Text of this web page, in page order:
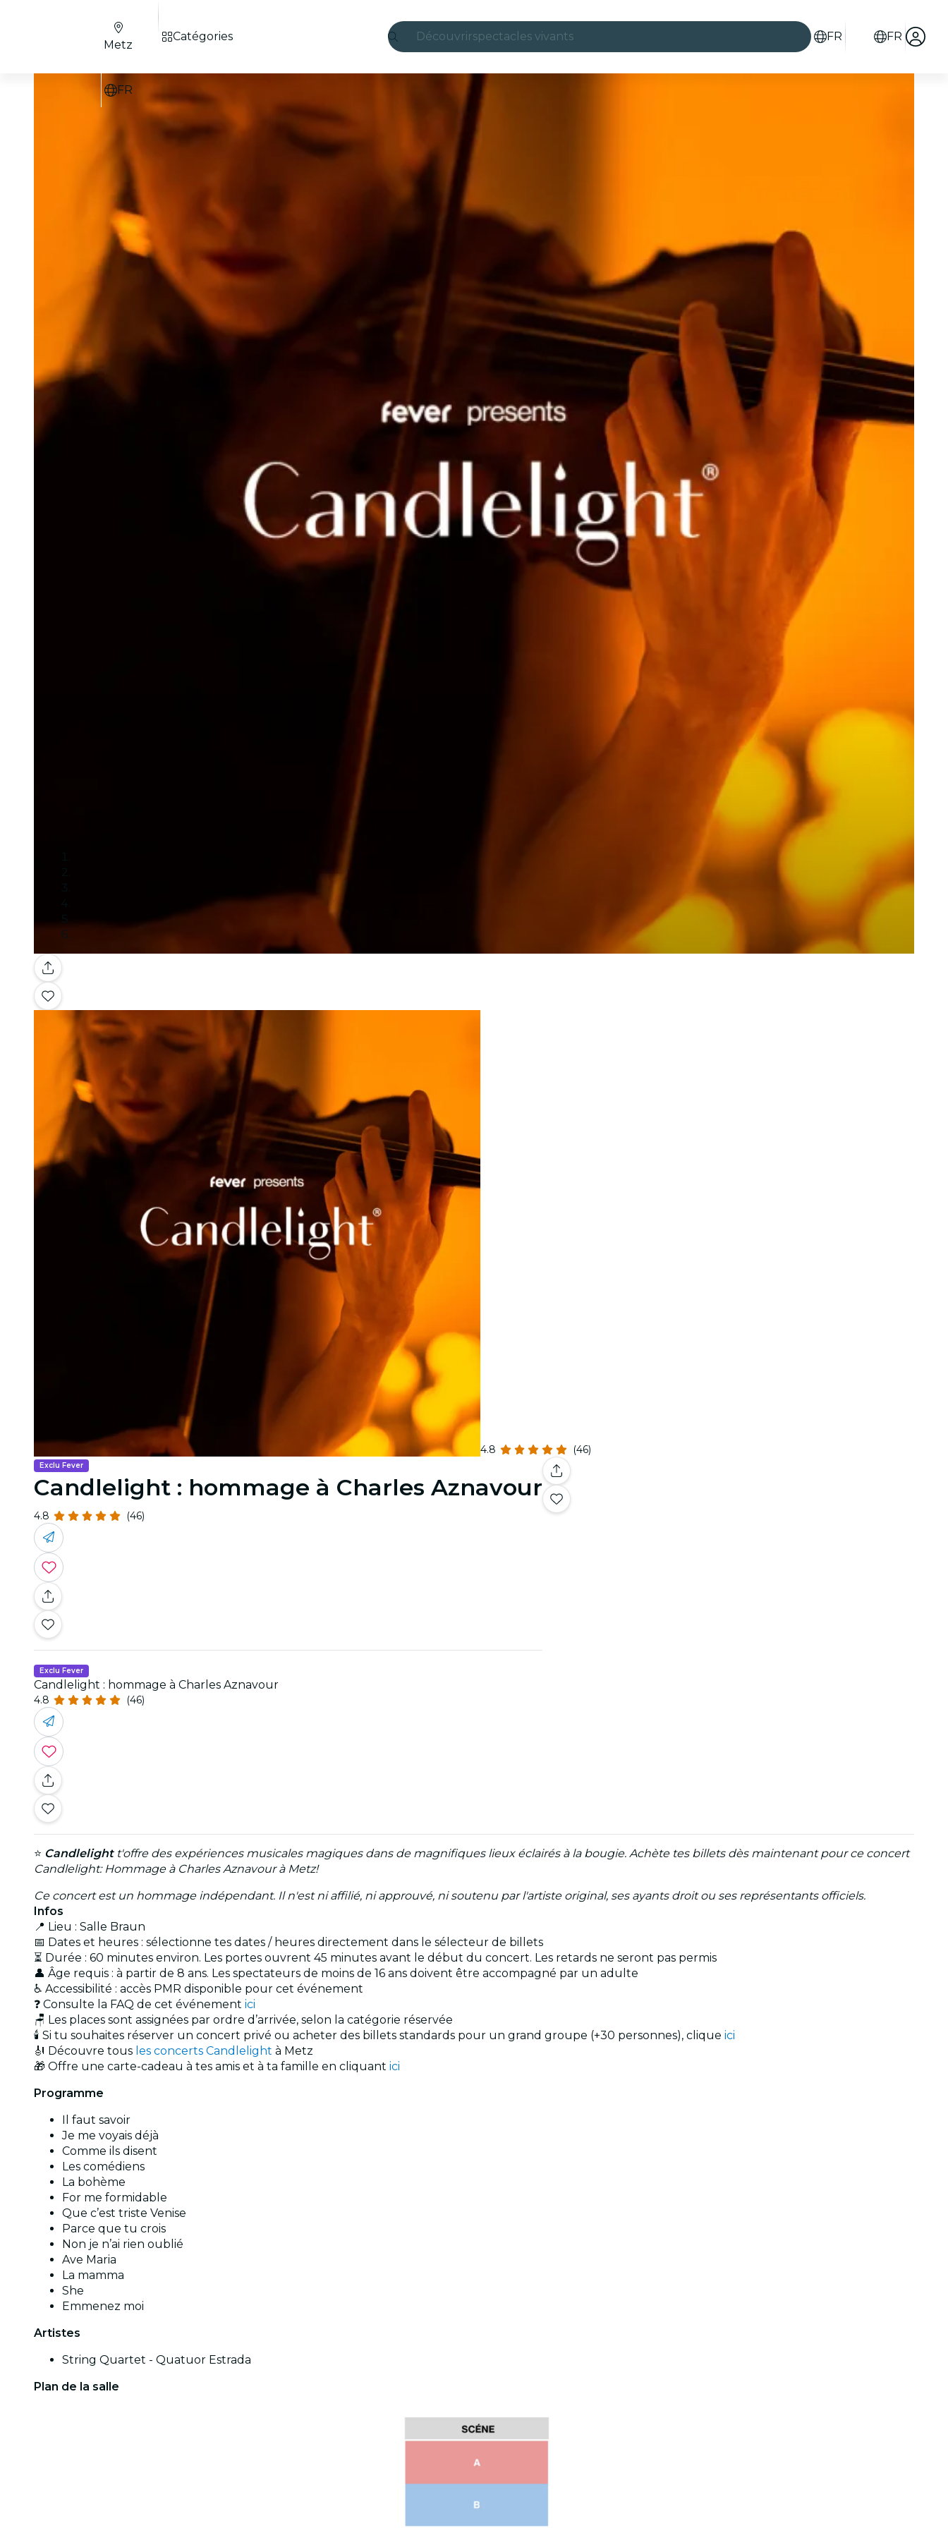
Découvrirspectacles vivants
Candlelight
expositions
visites urbaines
concerts
FR FR
Metz
FR
Catégories
Galerie
4.8 (46)
Exclu Fever
Candlelight : hommage à Charles Aznavour
4.8 (46)
Exclu Fever
Candlelight : hommage à Charles Aznavour
4.8 (46)
⭐ Candlelightt'offre des expériences musicales magiques dans de magnifiques lieux éclairés à la bougie. Achète tes billets dès maintenant pour ce concert
Candlelight: Hommage à Charles Aznavour à Metz!
Ce concert est un hommage indépendant. Il n'est ni affilié, ni approuvé, ni soutenu par l'artiste original, ses ayants droit ou ses représentants officiels.
Infos
📍 Lieu : Salle Braun
📅 Dates et heures : sélectionne tes dates / heures directement dans le sélecteur de billets
⏳ Durée : 60 minutes environ. Les portes ouvrent 45 minutes avant le début du concert. Les retards ne seront pas permis
👤 Âge requis : à partir de 8 ans. Les spectateurs de moins de 16 ans doivent être accompagné par un adulte
♿ Accessibilité : accès PMR disponible pour cet événement
❓ Consulte la FAQ de cet événement ici
🪑 Les places sont assignées par ordre d’arrivée, selon la catégorie réservée
🕯️ Si tu souhaites réserver un concert privé ou acheter des billets standards pour un grand groupe (+30 personnes), clique ici
🎻 Découvre tous les concerts Candlelight à Metz
🎁 Offre une carte-cadeau à tes amis et à ta famille en cliquant ici
Programme
Il faut savoir
Je me voyais déjà
Comme ils disent
Les comédiens
La bohème
For me formidable
Que c’est triste Venise
Parce que tu crois
Non je n’ai rien oublié
Ave Maria
La mamma
She
Emmenez moi
Artistes
String Quartet - Quatuor Estrada
Plan de la salle